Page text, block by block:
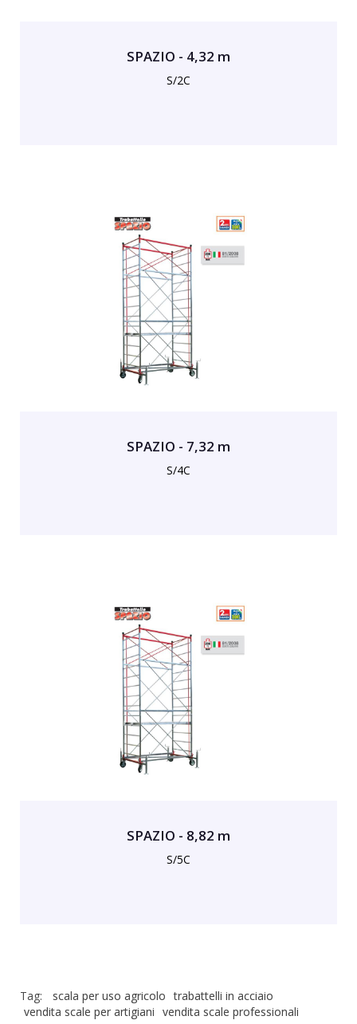
SPAZIO - 4,32 m
S/2C
SPAZIO - 7,32 m
S/4C
SPAZIO - 8,82 m
S/5C
Tag: scala per uso agricolo trabattelli in acciaio
vendita scale per artigiani vendita scale professionali